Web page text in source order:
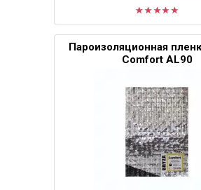
Пароизоляционная
Comfort AL90